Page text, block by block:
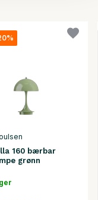
160 bærbar
grønn